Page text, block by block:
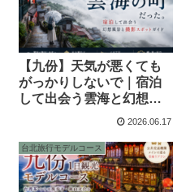
【九份】天気が悪くても
がっかりしないで｜宿泊
して出会う雲海と幻想風
2026.06.17
台北旅行モデルコース